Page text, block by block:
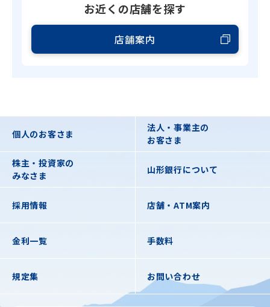
お近くの店舗を探す
店舗案内
個人のお客さま
法人・事業主の
お客さま
株主・投資家の
みなさま
山形銀行について
採用情報 店舗・ATM案内
金利一覧 手数料
規定集 お問い合わせ